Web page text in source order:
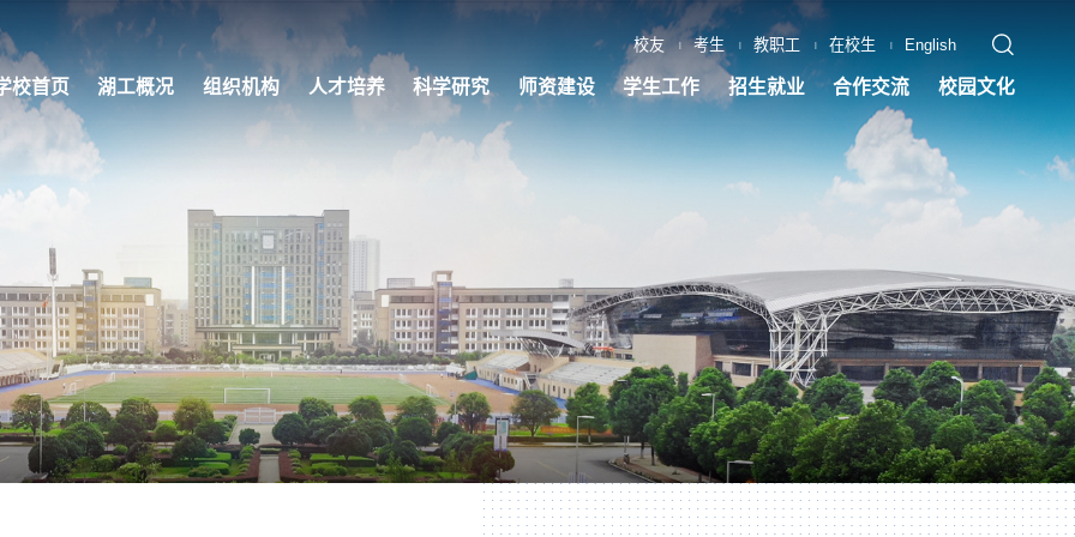
校友 | 考生 | 教职工 | 在校生 | English
校首页 湖工概况 组织机构 人才培养 科学研究 师资建设 学生工作 招生就业 合作交流 校园文化